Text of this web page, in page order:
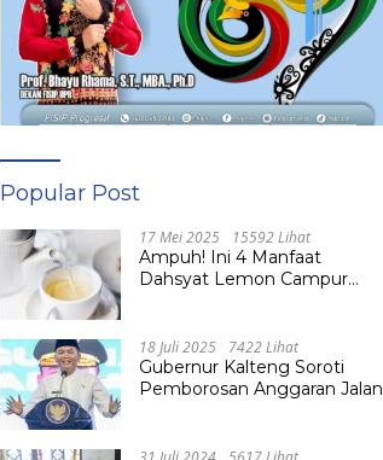
Popular Post
17 Mei 2025 15592 Lihat
Ampuh! Ini 4 Manfaat
Dahsyat Lemon Campur
18 Juli 2025 7422 Lihat
Gubernur Kalteng Soroti
Pemborosan Anggaran Jalan